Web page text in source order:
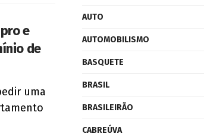
e
de
uma
AUTO
AUTOMOBILISMO
BASQUETE
BRASIL
BRASILEIRÃO
CABREÚVA